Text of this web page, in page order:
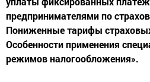
предпринимателями по
Пониженные тарифы страховых
Особенности применения
режимов налогообложения».